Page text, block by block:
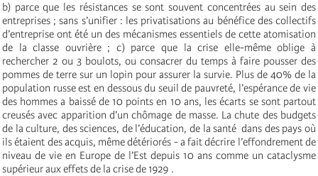
b) parce que les résistances se sont souvent concentrées au sein des
entreprises ; sans s’unifier : les privatisations au bénéfice des collectifs
d’entreprise ont été un des mécanismes essentiels de cette atomisation
de la classe ouvrière ; c) parce que la crise elle-même oblige à
rechercher 2 ou 3 boulots, ou consacrer du temps à faire pousser des
pommes de terre sur un lopin pour assurer la survie. Plus de 40% de la
population russe est en dessous du seuil de pauvreté, l’espérance de vie
des hommes a baissé de 10 points en 10 ans, les écarts se sont partout
creusés avec apparition d’un chômage de masse. La chute des budgets
de la culture, des sciences, de l’éducation, de la santé ­ dans des pays où
ils étaient des acquis, même détériorés - a fait décrire l’effondrement de
niveau de vie en Europe de l’Est depuis 10 ans comme un cataclysme
supérieur aux effets de la crise de 1929 .